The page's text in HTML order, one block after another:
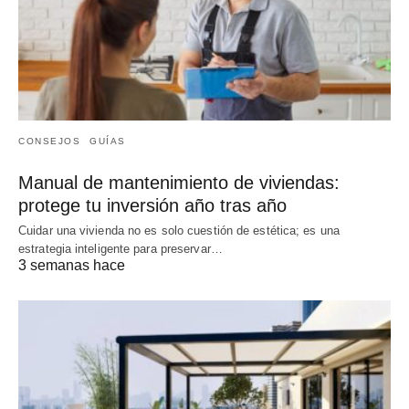
CONSEJOS GUÍAS
Manual de mantenimiento de viviendas:
protege tu inversión año tras año
Cuidar una vivienda no es solo cuestión de estética; es una
estrategia inteligente para preservar…
3 semanas hace